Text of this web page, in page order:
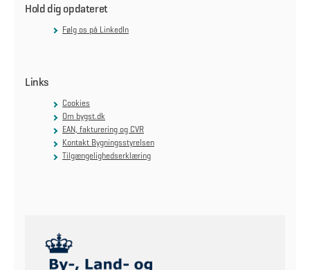
Hold dig opdateret
Følg os på LinkedIn
Links
Cookies
Om bygst.dk
EAN, fakturering og CVR
Kontakt Bygningsstyrelsen
Tilgængelighedserklæring